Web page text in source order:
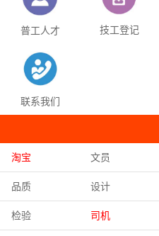
普工人才 技工登记
联系我们
淘宝 文员
品质 设计
检验 司机